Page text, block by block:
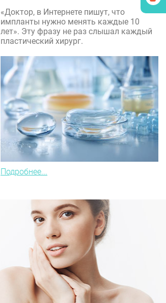
«Доктор, в Интернете пишут, что
импланты нужно менять каждые 10
лет». Эту фразу не раз слышал каждый
пластический хирург.
Подробнее...